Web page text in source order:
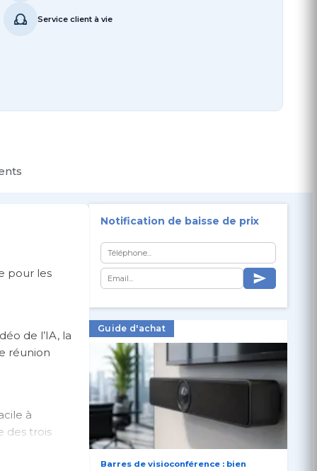
Service client à vie
pour les
de l’IA, la
réunion
à
des trois
Notification de baisse de prix
Guide d'achat
Barres de visioconférence : bien